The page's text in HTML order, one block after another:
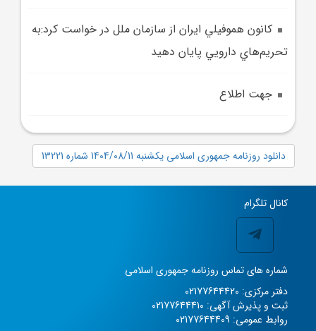
کانون هموفيلي ايران از سازمان ملل در خواست کرد:به
تحريم‌هاي دارويي پايان دهيد
جهت اطلاع
دانلود روزنامه جمهوری اسلامی یکشنبه 1404/08/11 شماره 13221
کانال تلگرام
شماره های تماس روزنامه جمهوری اسلامی
دفتر مرکزی: 02177644420
ثبت و پذیرش آگهی: 02177644410
روابط عمومی: 02177644409